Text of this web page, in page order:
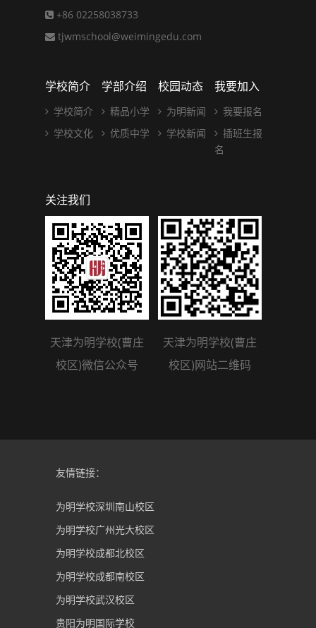
+86 02258038733
tjwmschool@weimingedu.com
学校简介
学校简介
学校文化
学部介绍
精品小学
优质中学
校园动态
为明新闻
学校新闻
我要加入
我要报名
插班生报
名
关注我们
天津为明学校(曹庄
校区)微信公众号
天津为明学校(曹庄
校区)网站二维码
友情链接：
为明学校深圳南山校区
为明学校广州光大校区
为明学校成都北校区
为明学校成都南校区
为明学校武汉校区
贵阳为明国际学校